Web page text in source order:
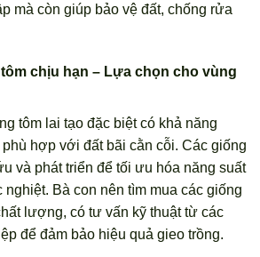
mà còn giúp bảo vệ đất, chống rửa
chịu hạn – Lựa chọn cho vùng
tôm lai tạo đặc biệt có khả năng
hợp với đất bãi cằn cỗi. Các giống
và phát triển để tối ưu hóa năng suất
nghiệt. Bà con nên tìm mua các giống
lượng, có tư vấn kỹ thuật từ các
để đảm bảo hiệu quả gieo trồng.